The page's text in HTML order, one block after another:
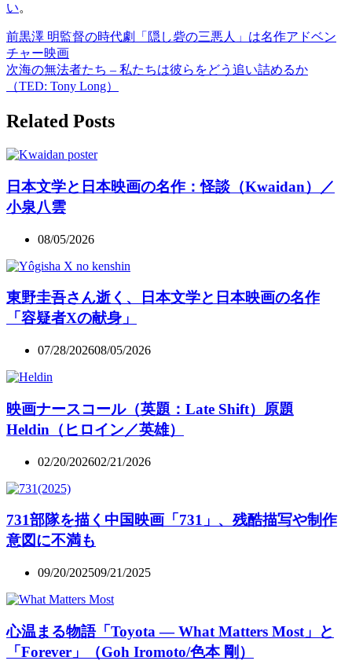
い。
前黒澤 明監督の時代劇「隠し砦の三悪人」は名作アドベン
チャー映画
次海の無法者たち – 私たちは彼らをどう追い詰めるか
（TED: Tony Long）
Related Posts
日本文学と日本映画の名作：怪談（Kwaidan）／
小泉八雲
08/05/2026
東野圭吾さん逝く、日本文学と日本映画の名作
「容疑者Xの献身」
07/28/202608/05/2026
映画ナースコール（英題：Late Shift）原題
Heldin（ヒロイン／英雄）
02/20/202602/21/2026
731部隊を描く中国映画「731」、残酷描写や制作
意図に不満も
09/20/202509/21/2025
心温まる物語「Toyota — What Matters Most」と
「Forever」（Goh Iromoto/色本 剛）